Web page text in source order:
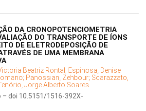
DA CRONOPOTENCIOMETRIA
DO TRANSPORTE DE ÍONS
DE ELETRODEPOSIÇÃO DE
DE UMA MEMBRANA
Beatriz Rontal; Espinosa, Denise
Panossian, Zehbour; Scarazzato,
Jorge Alberto Soares
doi 10.5151/1516-392X-